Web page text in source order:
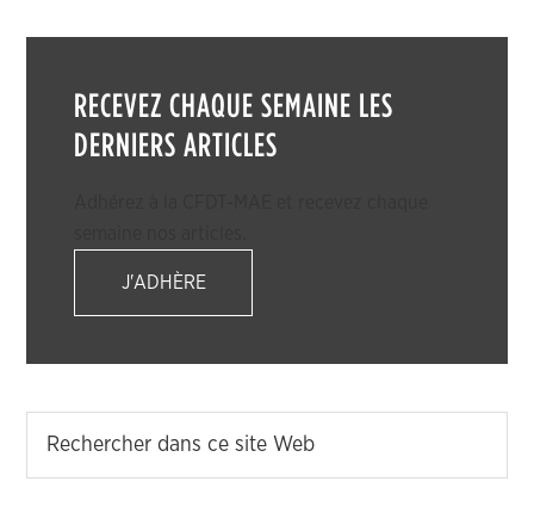
RECEVEZ CHAQUE SEMAINE LES
DERNIERS ARTICLES
J'ADHÈRE